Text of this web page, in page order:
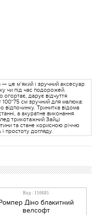
це м’який і зручний аксесуар
чи під час подорожей.
дарує відчуття
см зручний для малюка:
відпочинку. Тринитка відома
а акуратне виконання
трикотажний Зайці
та стане корисною річчю
простоту догляду.
Код : 110685
Діно блакитний
велсофт